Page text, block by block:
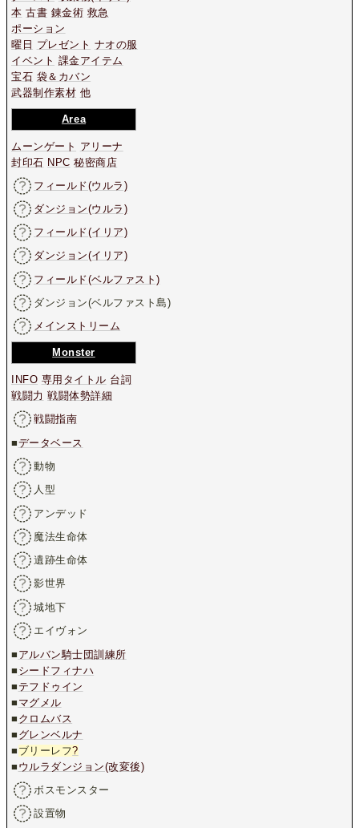
本 古書 錬金術 救急
ポーション
曜日 プレゼント ナオの服
イベント 課金アイテム
宝石 袋＆カバン
武器制作素材 他
Area
ムーンゲート アリーナ
封印石 NPC 秘密商店
フィールド(ウルラ)
ダンジョン(ウルラ)
フィールド(イリア)
ダンジョン(イリア)
フィールド(ベルファスト)
ダンジョン(ベルファスト島)
メインストリーム
Monster
INFO 専用タイトル 台詞
戦闘力 戦闘体勢詳細
戦闘指南
■データベース
動物
人型
アンデッド
魔法生命体
遺跡生命体
影世界
城地下
エイヴォン
■ アルバン騎士団訓練所
■ シードフィナハ
■ テフドゥイン
■ マグメル
■ クロムバス
■ グレンベルナ
■ ブリーレフ?
■ ウルラダンジョン(改変後)
ボスモンスター
設置物